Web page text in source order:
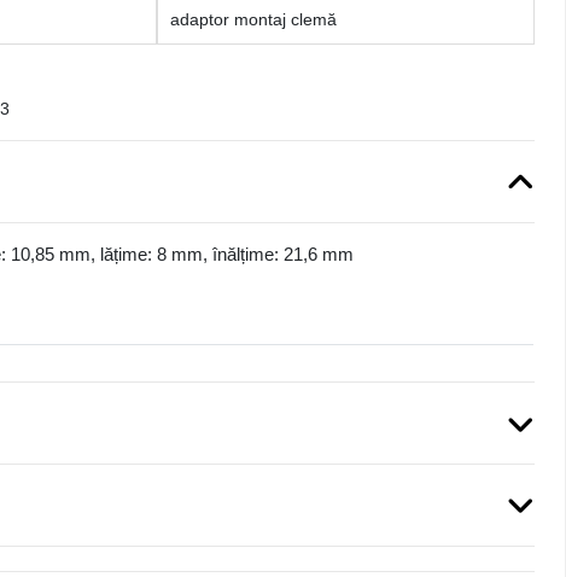
adaptor montaj clemă
10,85 mm, lățime: 8 mm, înălțime: 21,6 mm